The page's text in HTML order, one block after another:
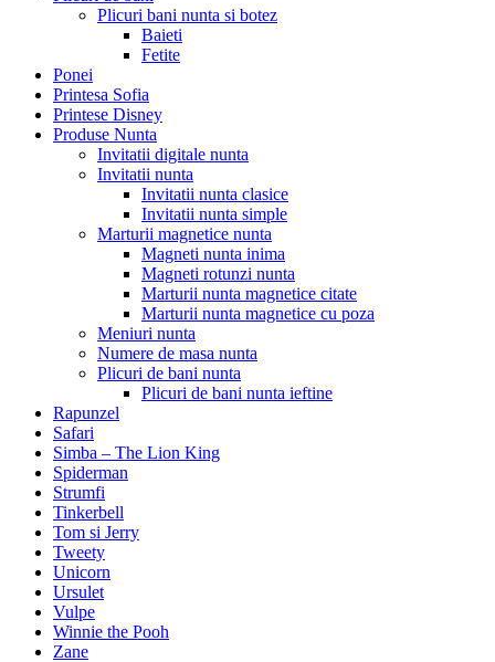
Plicuri bani nunta si botez
Baieti
Fetite
Ponei
Printesa Sofia
Printese Disney
Produse Nunta
Invitatii digitale nunta
Invitatii nunta
Invitatii nunta clasice
Invitatii nunta simple
Marturii magnetice nunta
Magneti nunta inima
Magneti rotunzi nunta
Marturii nunta magnetice citate
Marturii nunta magnetice cu poza
Meniuri nunta
Numere de masa nunta
Plicuri de bani nunta
Plicuri de bani nunta ieftine
Rapunzel
Safari
Simba – The Lion King
Spiderman
Strumfi
Tinkerbell
Tom si Jerry
Tweety
Unicorn
Ursulet
Vulpe
Winnie the Pooh
Zane